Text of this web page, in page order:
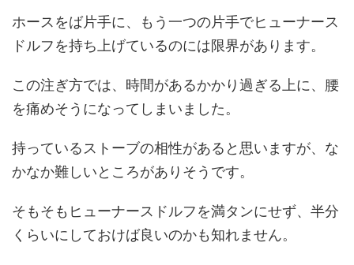
ホースをば片手に、もう一つの片手でヒューナース
ドルフを持ち上げているのには限界があります。
この注ぎ方では、時間があるかかり過ぎる上に、腰
を痛めそうになってしまいました。
持っているストーブの相性があると思いますが、な
かなか難しいところがありそうです。
そもそもヒューナースドルフを満タンにせず、半分
くらいにしておけば良いのかも知れません。